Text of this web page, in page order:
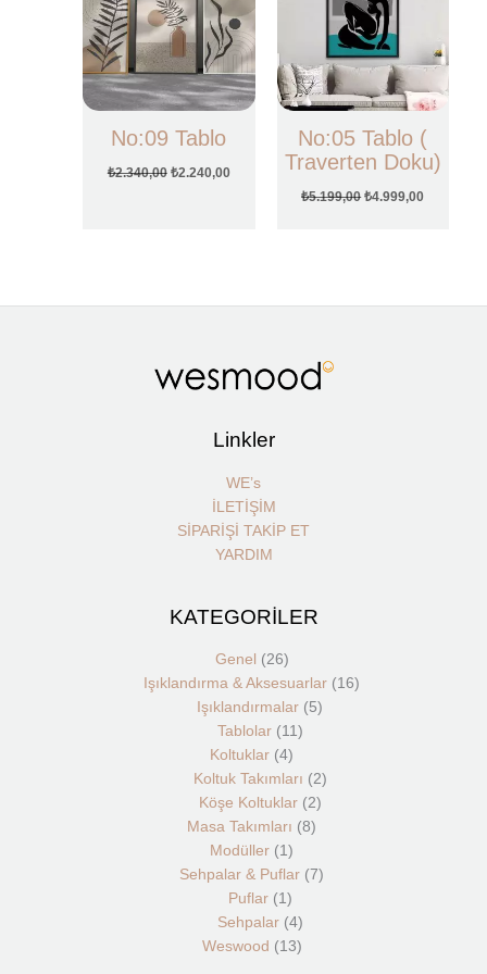
No:09 Tablo
₺2.340,00 ₺2.240,00
No:05 Tablo (
Traverten Doku)
₺5.199,00 ₺4.999,00
Linkler
WE’s
İLETİŞİM
SİPARİŞİ TAKİP ET
YARDIM
KATEGORİLER
Genel 26
26
Işıklandırma & Aksesuarlar 16
Işıklandırmalar 5
5
Tablolar 11
11
Koltuklar 4
4
Koltuk Takımları 2
Köşe Koltuklar 2
2
Masa Takımları 8
8
Modüller 1
1
Sehpalar & Puflar 7
Puflar 1
1
Sehpalar 4
4
Weswood 13
13